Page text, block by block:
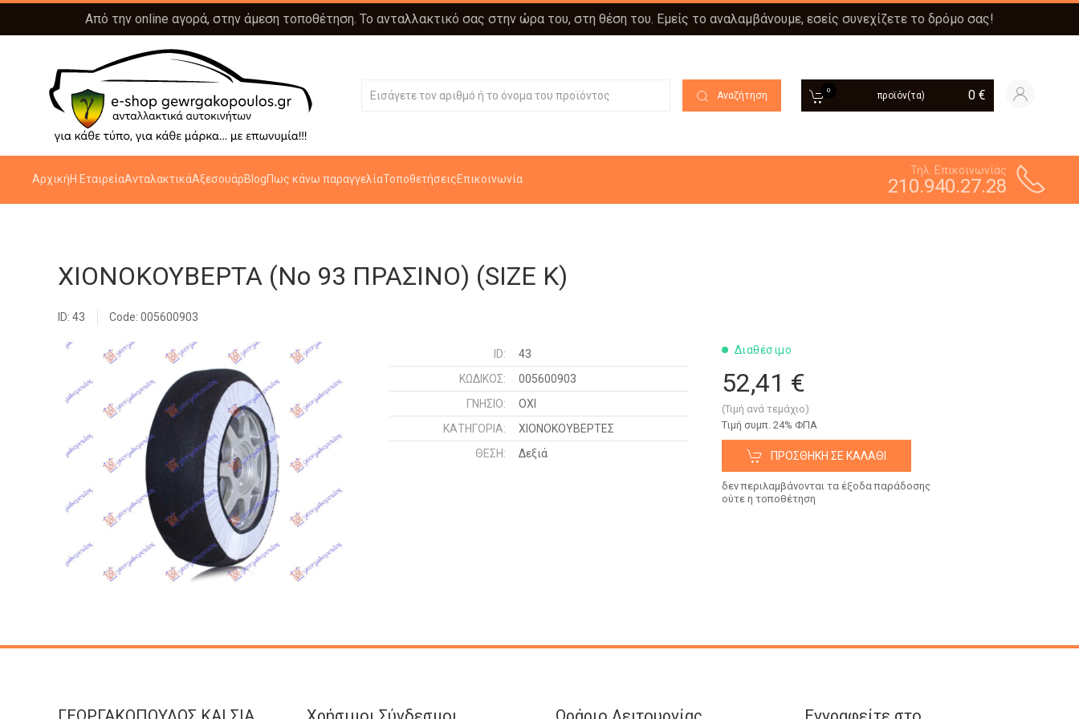
Από την online αγορά, στην άμεση τοποθέτηση. Το ανταλλακτικό σας στην ώρα του, στη θέση του. Εμείς το αναλαμβάνουμε, εσείς συνεχίζετε το δρόμο σας!
Αναζήτηση 0 προϊόν(τα) 0 €
ΑρχικήΗ ΕταιρείαΑνταλακτικάΑξεσουάρBlogΠως κάνω παραγγελίαΤοποθετήσειςΕπικοινωνία
Τηλ. Επικοινωνίας
210.940.27.28
ΧΙΟΝΟΚΟΥΒΕΡΤΑ (No 93 ΠΡΑΣΙΝΟ) (SIZE K)
ID: 43 Code: 005600903
ID:
43
ΚΩΔΙΚΌΣ:
005600903
ΓΝΉΣΙΟ:
ΟΧΙ
ΚΑΤΗΓΟΡΊΑ:
ΧΙΟΝΟΚΟΥΒΕΡΤΕΣ
ΘΈΣΗ:
Δεξιά
Διαθέσιμο
52,41 €
(Τιμή ανά τεμάχιο)
Tιμή συμπ. 24% ΦΠΑ
ΠΡΟΣΘΉΚΗ ΣΕ ΚΑΛΆΘΙ
δεν περιλαμβάνονται τα έξοδα παράδοσης
ούτε η τοποθέτηση